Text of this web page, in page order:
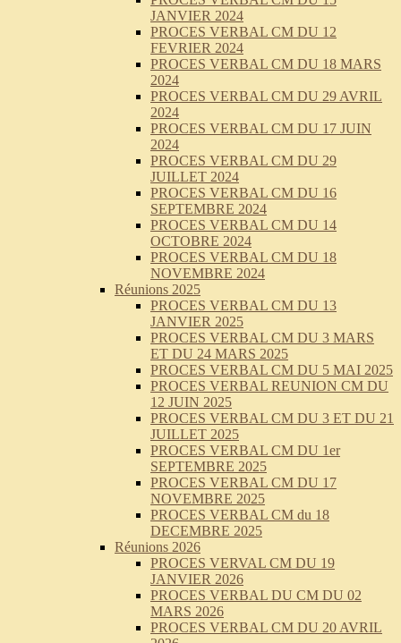
JANVIER 2024
PROCES VERBAL CM DU 12
FEVRIER 2024
PROCES VERBAL CM DU 18 MARS
2024
PROCES VERBAL CM DU 29 AVRIL
2024
PROCES VERBAL CM DU 17 JUIN
2024
PROCES VERBAL CM DU 29
JUILLET 2024
PROCES VERBAL CM DU 16
SEPTEMBRE 2024
PROCES VERBAL CM DU 14
OCTOBRE 2024
PROCES VERBAL CM DU 18
NOVEMBRE 2024
Réunions 2025
PROCES VERBAL CM DU 13
JANVIER 2025
PROCES VERBAL CM DU 3 MARS
ET DU 24 MARS 2025
PROCES VERBAL CM DU 5 MAI 2025
PROCES VERBAL REUNION CM DU
12 JUIN 2025
PROCES VERBAL CM DU 3 ET DU 21
JUILLET 2025
PROCES VERBAL CM DU 1er
SEPTEMBRE 2025
PROCES VERBAL CM DU 17
NOVEMBRE 2025
PROCES VERBAL CM du 18
DECEMBRE 2025
Réunions 2026
PROCES VERVAL CM DU 19
JANVIER 2026
PROCES VERBAL DU CM DU 02
MARS 2026
PROCES VERBAL CM DU 20 AVRIL